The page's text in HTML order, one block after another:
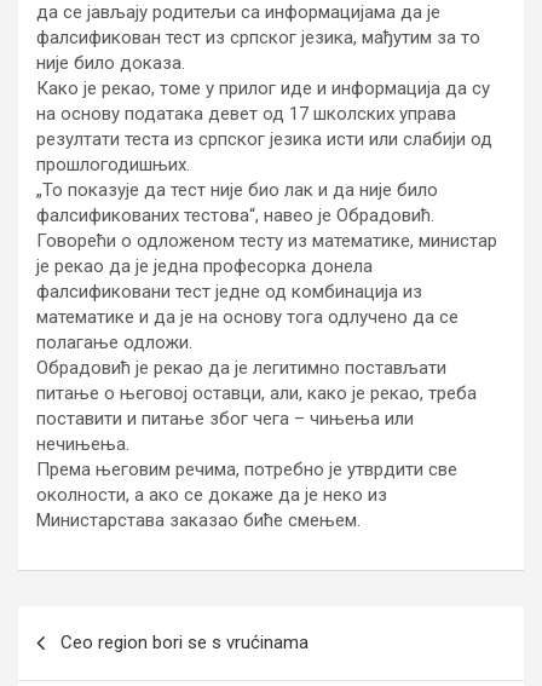
да се јављају родитељи са информацијама да је
фалсификован тест из српског језика, мађутим за то
није било доказа.
Како је рекао, томе у прилог иде и информација да су
на основу података девет од 17 школских управа
резултати теста из српског језика исти или слабији од
прошлогодишњих.
„То показује да тест није био лак и да није било
фалсификованих тестова“, навео је Обрадовић.
Говорећи о одложеном тесту из математике, министар
је рекао да је једна професорка донела
фалсификовани тест једне од комбинација из
математике и да је на основу тога одлучено да се
полагање одложи.
Обрадовић је рекао да је легитимно постављати
питање о његовој оставци, али, како је рекао, треба
поставити и питање због чега – чињења или
нечињења.
Према његовим речима, потребно је утврдити све
околности, а ако се докаже да је неко из
Министарстава заказао биће смењем.
чланка
Ceo region bori se s vrućinama